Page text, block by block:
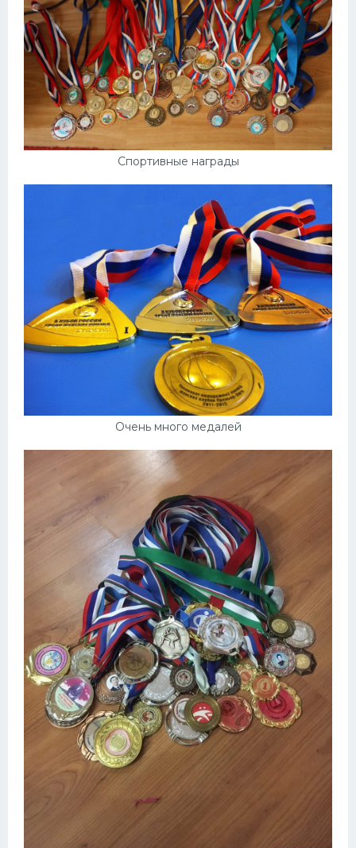
Спортивные награды
Очень много медалей